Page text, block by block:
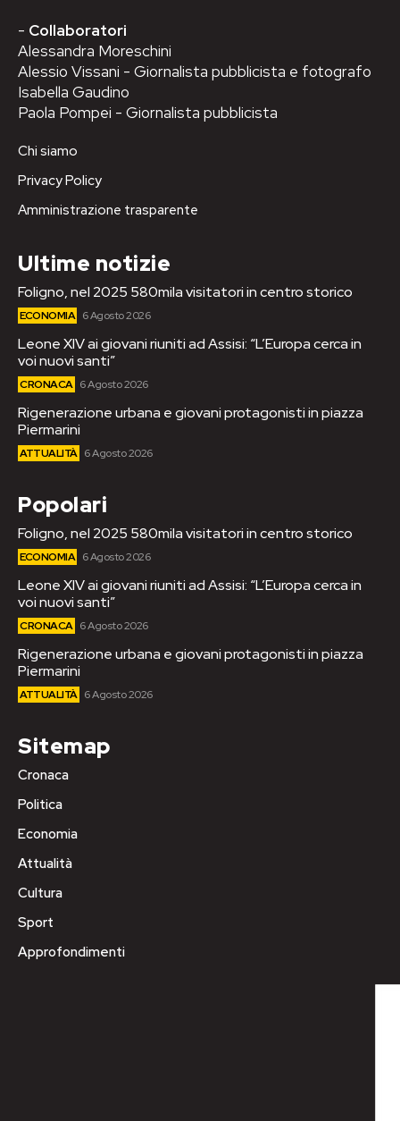
- Collaboratori
Alessandra Moreschini
Alessio Vissani - Giornalista pubblicista e fotografo
Isabella Gaudino
Paola Pompei - Giornalista pubblicista
Chi siamo
Privacy Policy
Amministrazione trasparente
Ultime notizie
Foligno, nel 2025 580mila visitatori in centro storico
ECONOMIA 6 Agosto 2026
Leone XIV ai giovani riuniti ad Assisi: “L’Europa cerca in
voi nuovi santi”
CRONACA 6 Agosto 2026
Rigenerazione urbana e giovani protagonisti in piazza
Piermarini
ATTUALITÀ 6 Agosto 2026
Popolari
Foligno, nel 2025 580mila visitatori in centro storico
ECONOMIA 6 Agosto 2026
Leone XIV ai giovani riuniti ad Assisi: “L’Europa cerca in
voi nuovi santi”
CRONACA 6 Agosto 2026
Rigenerazione urbana e giovani protagonisti in piazza
Piermarini
ATTUALITÀ 6 Agosto 2026
Sitemap
Cronaca
Politica
Economia
Attualità
Cultura
Sport
Approfondimenti